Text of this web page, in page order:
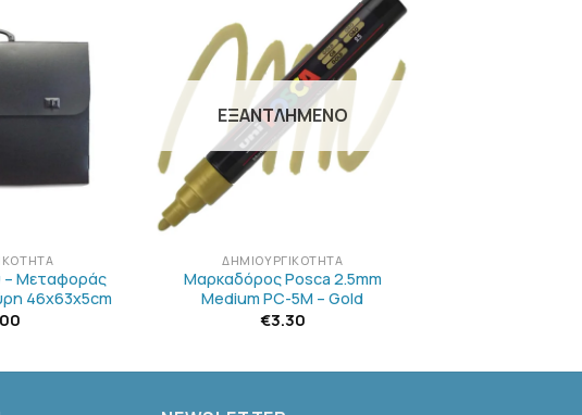
ΣΤΗΝ
ΛΊΣΤΑ
ΕΠΙΘΥΜΙΏΝ
– Μεταφοράς
46x63x5cm
ΠΡΟΣΘΉΚΗ
ΣΤΗΝ
ΛΊΣΤΑ
ΕΠΙΘΥΜΙΏΝ
+
ΕΞΑΝΤΛΗΜΈΝΟ
ΔΗΜΙΟΥΡΓΙΚΌΤΗΤΑ
Μαρκαδόρος Posca 2.5mm
Medium PC-5M – Gold
€3.30